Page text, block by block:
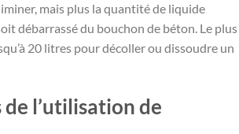
mais plus la quantité de liquide
débarrassé du bouchon de béton. Le plus
20 litres pour décoller ou dissoudre un
l’utilisation de